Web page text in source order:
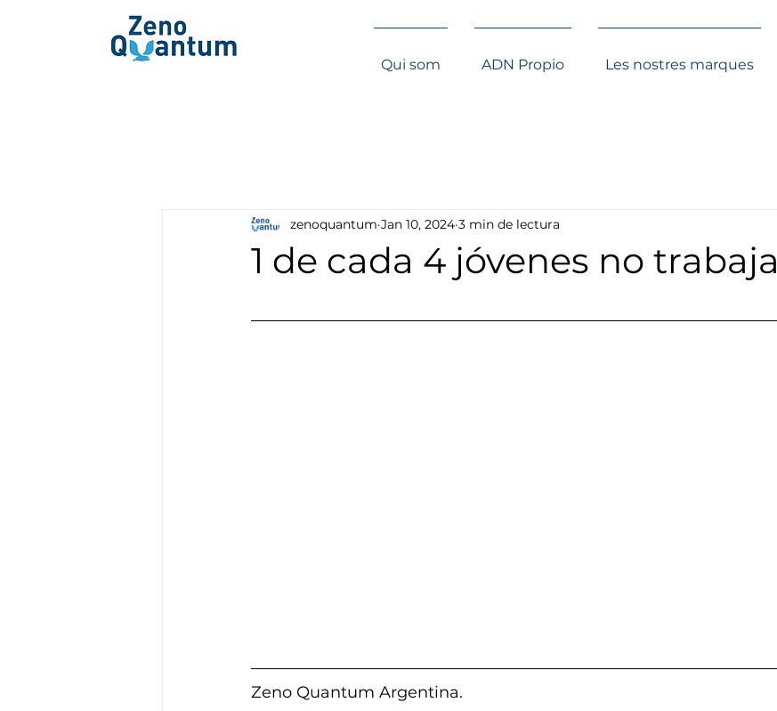
Qui som ADN Propio Les nostres marques
1 de cada 4 jóvenes no trabaja
zenoquantum Jan 10, 2024 3 min de lectura
Zeno Quantum Argentina.